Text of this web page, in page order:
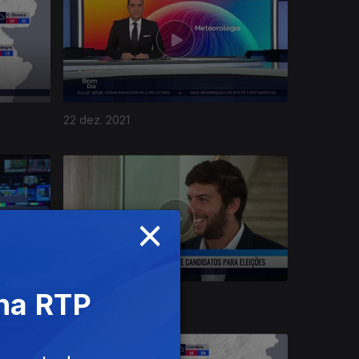
22 dez. 2021
16 dez. 2021
×
RTP